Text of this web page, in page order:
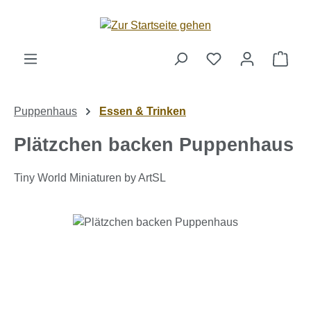
Zum Hauptinhalt springen
Puppenhaus Essen & Trinken
Plätzchen backen Puppenhaus
Tiny World Miniaturen by ArtSL
Bildergalerie überspringen